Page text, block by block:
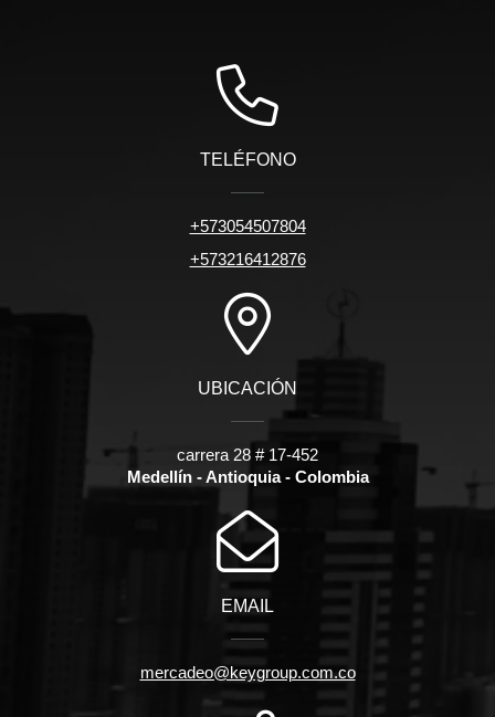
TELÉFONO
+573054507804
+573216412876
UBICACIÓN
carrera 28 # 17-452
Medellín - Antioquia - Colombia
EMAIL
mercadeo@keygroup.com.co